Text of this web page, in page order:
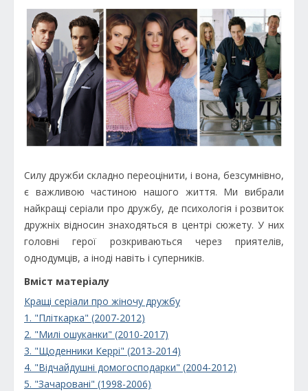
Силу дружби складно переоцінити, і вона, безсумнівно,
є важливою частиною нашого життя. Ми вибрали
найкращі серіали про дружбу, де психологія і розвиток
дружніх відносин знаходяться в центрі сюжету. У них
головні герої розкриваються через приятелів,
однодумців, а іноді навіть і суперників.
Вміст матеріалу
Кращі серіали про жіночу дружбу
1. "Пліткарка" (2007-2012)
2. "Милі ошуканки" (2010-2017)
3. "Щоденники Керрі" (2013-2014)
4. "Відчайдушні домогосподарки" (2004-2012)
5. "Зачаровані" (1998-2006)